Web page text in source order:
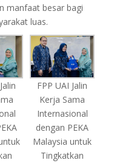
manfaat besar bagi
luas.
FPP UAI Jalin
Kerja Sama
Internasional
dengan PEKA
Malaysia untuk
Tingkatkan